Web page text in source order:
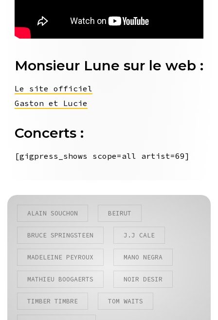
Monsieur Lune sur le web :
Le site officiel
Gaston et Lucie
Concerts :
[gigpress_shows scope=all artist=69]
ALAIN SOUCHON BEIRUT
BRUCE SPRINGSTEEN J.J CALE
MADELEINE PEYROUX MANO NEGRA
MATHIEU BOOGAERTS NOIR DESIR
TIMBER TIMBRE TOM WAITS